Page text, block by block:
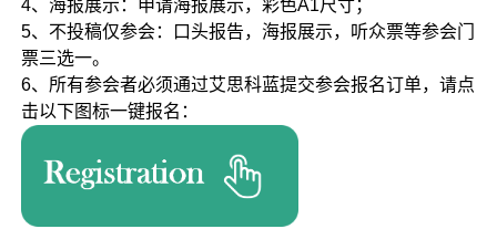
4、海报展示：申请海报展示，彩色A1尺寸；
5、不投稿仅参会：口头报告，海报展示，听众票等参会门
票三选一。
6、所有参会者必须通过艾思科蓝提交参会报名订单，请点
击以下图标一键报名：